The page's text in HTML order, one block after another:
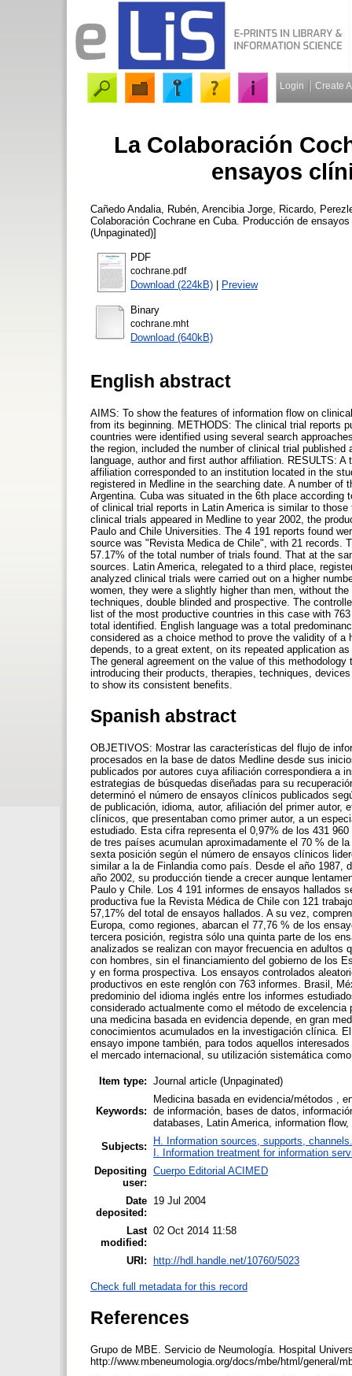
Login Create
La Colaboración
ensayos
Cañedo Andalia, Rubén Arencibia Jorge, Ricardo
Colaboración Cochrane en Cuba. Producción de
(Unpaginated)]
PDF
cochrane.pdf
Download (224kB) | Preview
Binary
cochrane.mht
Download (640kB)
English abstract
AIMS: To show the features of information flow on
from its beginning. METHODS: The clinical trial reports
countries were identified using several search
the region, included the number of clinical trial
language, author and first author affiliation. RESULTS:
affiliation corresponded to an institution located in the
registered in Medline in the searching date. A number
Argentina. Cuba was situated in the 6th place
of clinical trial reports in Latin America is similar to
clinical trials appeared in Medline to year 2002, the
Paulo and Chile Universities. The 4 191 reports found
source was "Revista Medica de Chile", with 21 records.
57.17% of the total number of trials found. That at the
sources. Latin America, relegated to a third place,
analyzed clinical trials were carried out on a higher
women, they were a slightly higher than men, without
techniques, double blinded and prospective. The
list of the most productive countries in this case with
total identified. English language was a total
considered as a choice method to prove the validity of
depends, to a great extent, on its repeated application
The general agreement on the value of this
introducing their products, therapies, techniques,
to show its consistent benefits.
Spanish abstract
OBJETIVOS: Mostrar las características del flujo de
procesados en la base de datos Medline desde sus
publicados por autores cuya afiliación correspondiera a
estrategias de búsquedas diseñadas para su
determinó el número de ensayos clínicos publicados
de publicación, idioma, autor, afiliación del primer autor,
clínicos, que presentaban como primer autor, a un
estudiado. Esta cifra representa el 0,97% de los 431
de tres países acumulan aproximadamente el 70 % de
sexta posición según el número de ensayos clínicos
similar a la de Finlandia como país. Desde el año 1987,
año 2002, su producción tiende a crecer aunque
Paulo y Chile. Los 4 191 informes de ensayos hallados
productiva fue la Revista Médica de Chile con 121
57,17% del total de ensayos hallados. A su vez,
Europa, como regiones, abarcan el 77,76 % de los
tercera posición, registra sólo una quinta parte de los
analizados se realizan con mayor frecuencia en adultos
con hombres, sin el financiamiento del gobierno de los
y en forma prospectiva. Los ensayos controlados
productivos en este renglón con 763 informes. Brasil,
predominio del idioma inglés entre los informes
considerado actualmente como el método de
una medicina basada en evidencia depende, en gran
conocimientos acumulados en la investigación clínica.
ensayo impone también, para todos aquellos
el mercado internacional, su utilización sistemática
Item type: Journal article (Unpaginated)
Keywords:
Medicina basada en evidencia/métodos ,
de información, bases de datos,
databases, Latin America, information
Subjects:
H. Information sources, supports, channels.
I. Information treatment for information
Depositing
user:
Cuerpo Editorial ACIMED
Date
deposited:
19 Jul 2004
Last
modified:
02 Oct 2014 11:58
URI: http://hdl.handle.net/10760/5023
Check full metadata for this record
References
Grupo de MBE. Servicio de Neumología. Hospital
http://www.mbeneumologia.org/docs/mbe/html/general/